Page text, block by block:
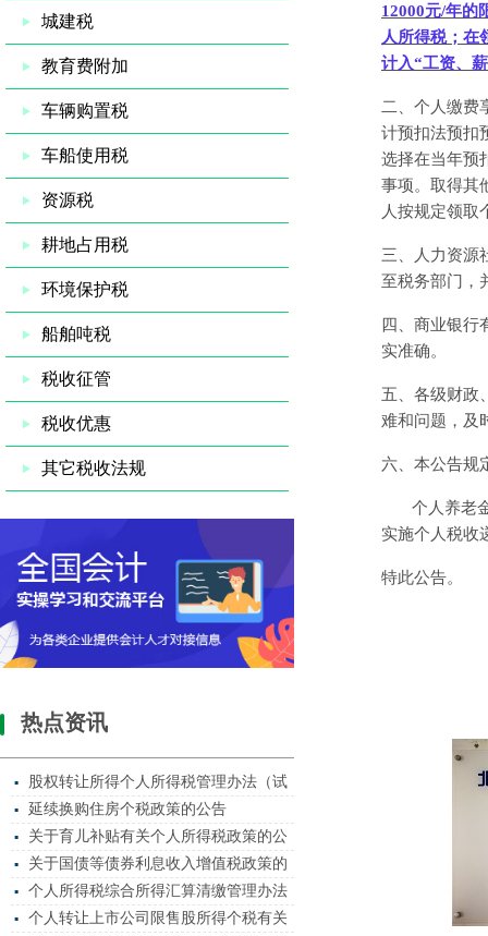
城建税
教育费附加
车辆购置税
车船使用税
资源税
耕地占用税
环境保护税
船舶吨税
税收征管
税收优惠
其它税收法规
热点资讯
▪ 股权转让所得个人所得税管理办法（试
▪ 延续换购住房个税政策的公告
▪ 关于育儿补贴有关个人所得税政策的公
▪ 关于国债等债券利息收入增值税政策的
▪ 个人所得税综合所得汇算清缴管理办法
▪ 个人转让上市公司限售股所得个税有关
12000元/年的
人所得税；在
计入“工资、
二、个人缴费
计预扣法预扣
选择在当年预
事项。取得其
人按规定领取
三、人力资源
至税务部门，
四、商业银行
实准确。
五、各级财政
难和问题，及
六、本公告规
个人养老
实施个人税收
特此公告。